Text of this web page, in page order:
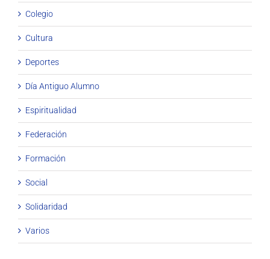
Colegio
Cultura
Deportes
Día Antiguo Alumno
Espiritualidad
Federación
Formación
Social
Solidaridad
Varios